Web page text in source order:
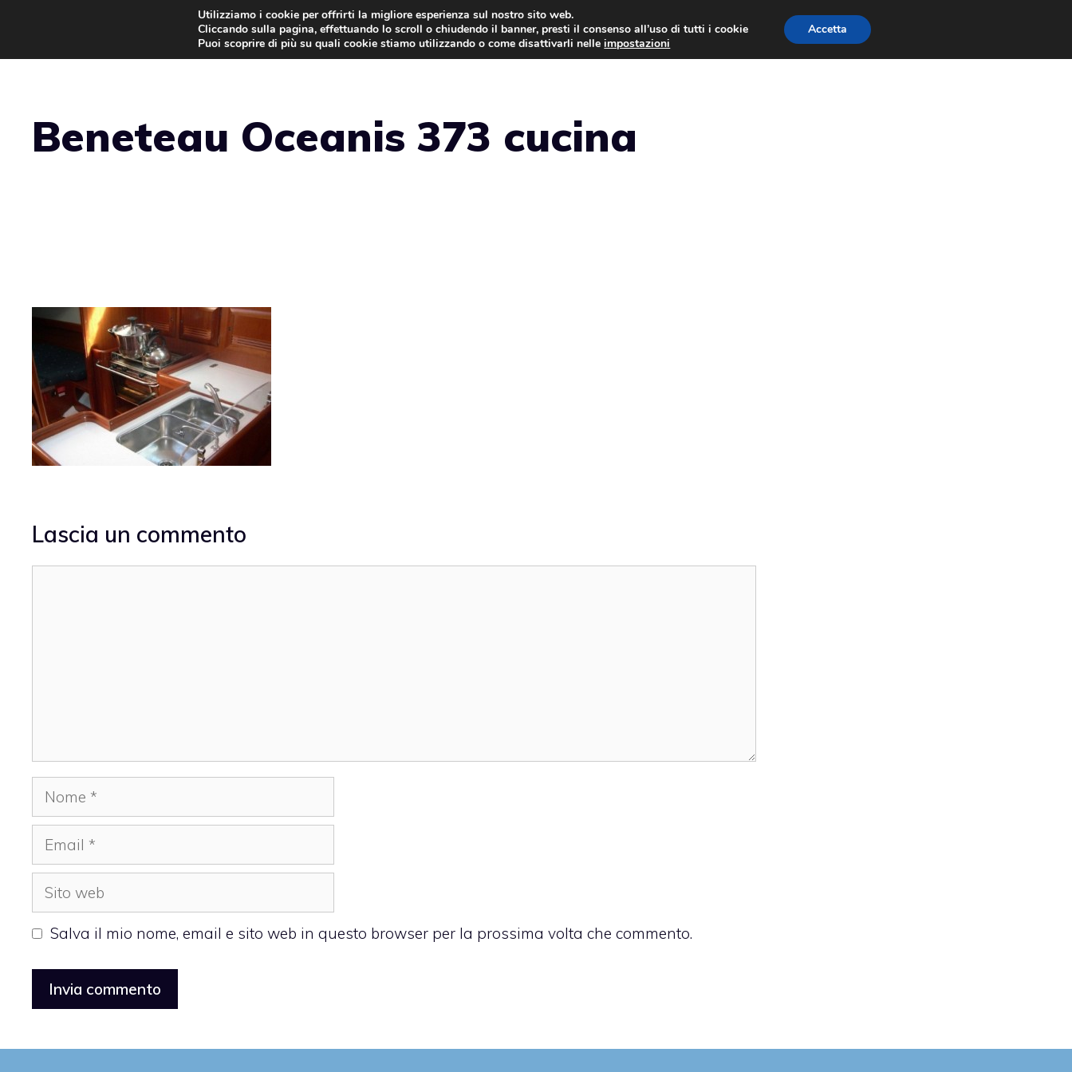
contenuto
NEWS LEGGI & NORMATIVE EVENTI E COMPETIZIONI
Beneteau Oceanis 373 cucina
Lascia un commento
Nome
Email
Sito
web
Salva il mio nome, email e sito web in questo browser per la prossima volta che commento.
Utilizziamo i cookie per offrirti la migliore esperienza sul nostro sito web.
Cliccando sulla pagina, effettuando lo scroll o chiudendo il banner, presti il consenso all’uso di tutti i cookie
Puoi scoprire di più su quali cookie stiamo utilizzando o come disattivarli nelleimpostazioni
Accetta